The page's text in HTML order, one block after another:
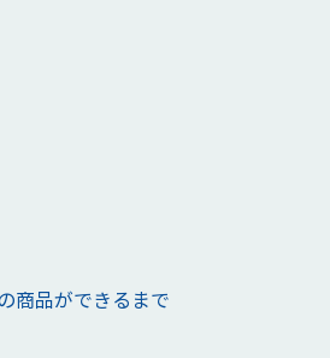
商品ができるまで